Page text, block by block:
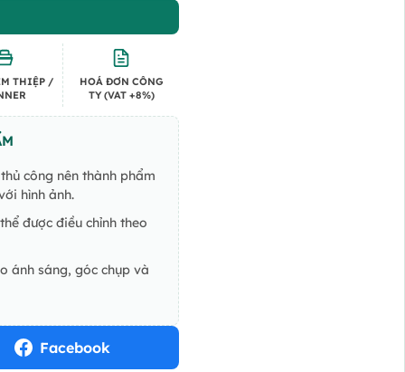
THIỆP /
HOÁ ĐƠN CÔNG
TY (VAT +8%)
công nên thành phẩm
hình ảnh.
được điều chỉnh theo
ánh sáng, góc chụp và
Facebook